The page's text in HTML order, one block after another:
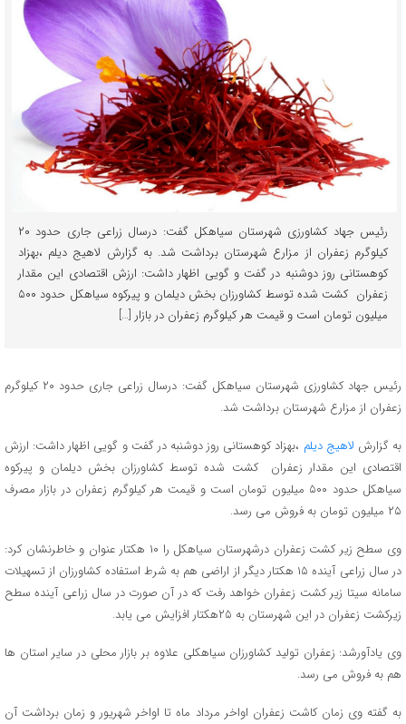
رئیس جهاد کشاورزی شهرستان سیاهکل گفت: درسال زراعی جاری حدود ۲۰
کیلوگرم زعفران از مزارع شهرستان برداشت شد. به گزارش لاهیج دیلم ،بهزاد
کوهستانی روز دوشنبه در گفت و گویی اظهار داشت: ارزش اقتصادی این مقدار
زعفران کشت شده توسط کشاورزان بخش دیلمان و پیرکوه سیاهکل حدود ۵۰۰
میلیون تومان است و قیمت هر کیلوگرم زعفران در بازار […]
رئیس جهاد کشاورزی شهرستان سیاهکل گفت: درسال زراعی جاری حدود ۲۰ کیلوگرم
زعفران از مزارع شهرستان برداشت شد.
به گزارش لاهیج دیلم ،بهزاد کوهستانی روز دوشنبه در گفت و گویی اظهار داشت: ارزش
اقتصادی این مقدار زعفران کشت شده توسط کشاورزان بخش دیلمان و پیرکوه
سیاهکل حدود ۵۰۰ میلیون تومان است و قیمت هر کیلوگرم زعفران در بازار مصرف
۲۵ میلیون تومان به فروش می رسد.
وی سطح زیر کشت زعفران درشهرستان سیاهکل را ۱۰ هکتار عنوان و خاطرنشان کرد:
در سال زراعی آینده ۱۵ هکتار دیگر از اراضی هم به شرط استفاده کشاورزان از تسهیلات
سامانه سیتا زیر کشت زعفران خواهد رفت که در آن صورت در سال زراعی آینده سطح
زیرکشت زعفران در این شهرستان به ۲۵هکتار افزایش می یابد.
وی یادآورشد: زعفران تولید کشاورزان سیاهکلی علاوه بر بازار محلی در سایر استان ها
هم به فروش می رسد.
به گفته وی زمان کاشت زعفران اواخر مرداد ماه تا اواخر شهریور و زمان برداشت آن